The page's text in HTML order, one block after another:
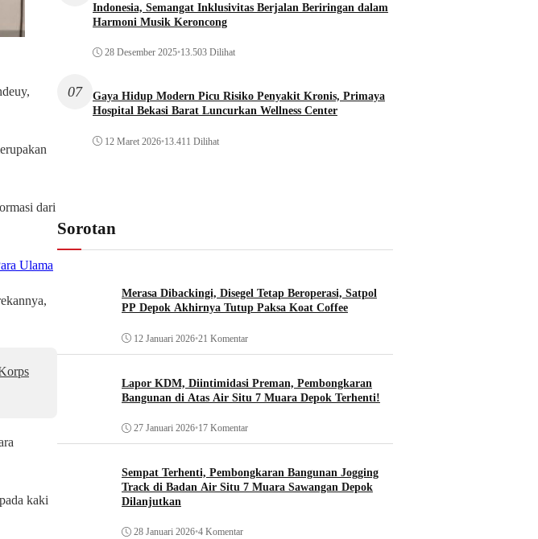
dari
Ulama
kaki
Indonesia, Semangat Inklusivitas Berjalan Beriringan dalam
Harmoni Musik Keroncong
28 Desember 2025•13.503 Dilihat
07
Gaya Hidup Modern Picu Risiko Penyakit Kronis, Primaya
Hospital Bekasi Barat Luncurkan Wellness Center
12 Maret 2026•13.411 Dilihat
Sorotan
Merasa Dibackingi, Disegel Tetap Beroperasi, Satpol
PP Depok Akhirnya Tutup Paksa Koat Coffee
12 Januari 2026•21 Komentar
Lapor KDM, Diintimidasi Preman, Pembongkaran
Bangunan di Atas Air Situ 7 Muara Depok Terhenti!
27 Januari 2026•17 Komentar
Sempat Terhenti, Pembongkaran Bangunan Jogging
Track di Badan Air Situ 7 Muara Sawangan Depok
Dilanjutkan
28 Januari 2026•4 Komentar